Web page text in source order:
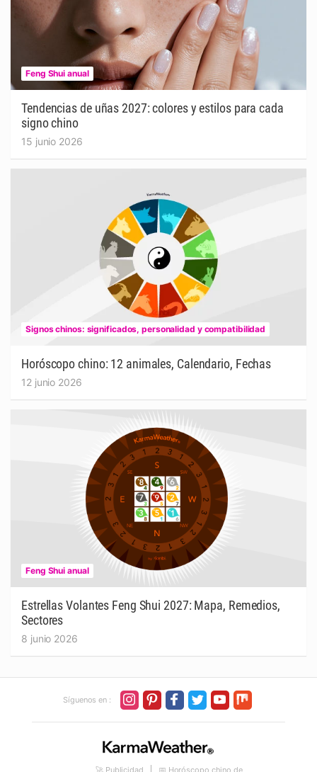
Feng Shui anual
Tendencias de uñas 2027: colores y estilos para cada
signo chino
15 junio 2026
Signos chinos: significados, personalidad y compatibilidad
Horóscopo chino: 12 animales, Calendario, Fechas
12 junio 2026
Feng Shui anual
Estrellas Volantes Feng Shui 2027: Mapa, Remedios,
Sectores
8 junio 2026
Síguenos en :
🚀 Publicidad 📅 Horóscopo chino de